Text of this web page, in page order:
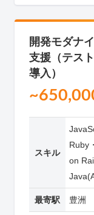
開発モダナ
支援（テス
導入）
スキル
Ruby
on
最寄駅 豊洲